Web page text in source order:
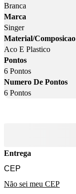
Branca
Marca
Singer
Material/Composicao
Aco E Plastico
Pontos
6 Pontos
Numero De Pontos
6 Pontos
Entrega
Não sei meu CEP